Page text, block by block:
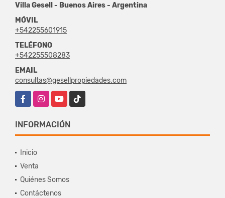
Villa Gesell - Buenos Aires - Argentina
MÓVIL
+542255601915
TELÉFONO
+542255508283
EMAIL
consultas@gesellpropiedades.com
FacebookInstagramYouTubeTikTok
INFORMACIÓN
Inicio
Venta
Quiénes Somos
Contáctenos